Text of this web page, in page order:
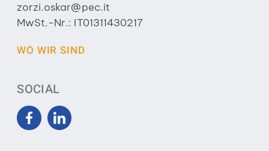
zorzi.oskar@pec.it
MwSt.-Nr.: IT01311430217
WO WIR SIND
SOCIAL